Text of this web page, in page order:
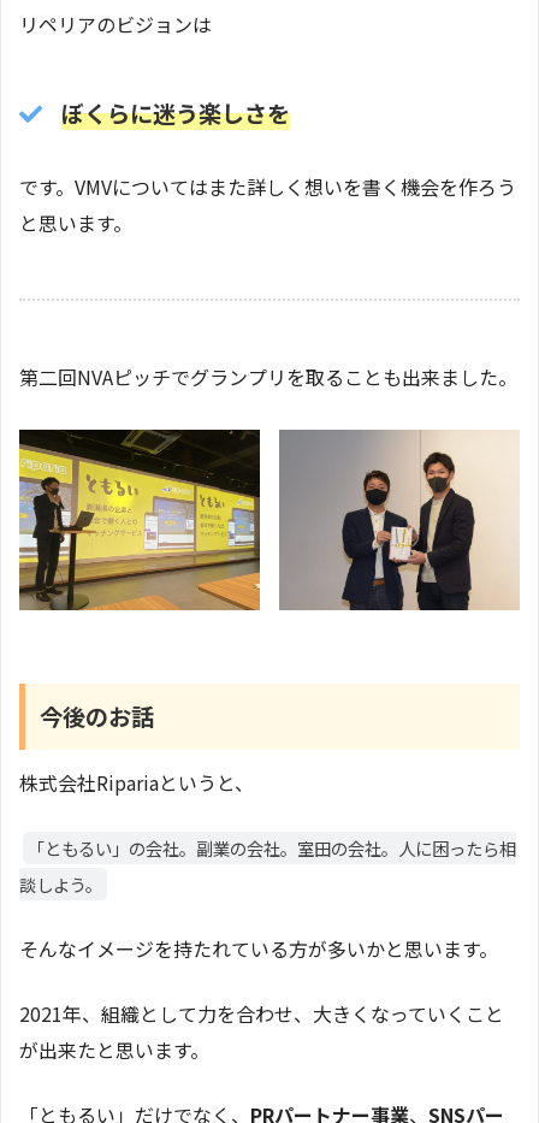
リペリアのビジョンは
ぼくらに迷う楽しさを
です。VMVについてはまた詳しく想いを書く機会を作ろう
と思います。
第二回NVAピッチでグランプリを取ることも出来ました。
今後のお話
株式会社Ripariaというと、
「ともるい」の会社。副業の会社。室田の会社。人に困ったら相
談しよう。
そんなイメージを持たれている方が多いかと思います。
2021年、組織として力を合わせ、大きくなっていくこと
が出来たと思います。
「ともるい」だけでなく、 PRパートナー事業、 SNSパー